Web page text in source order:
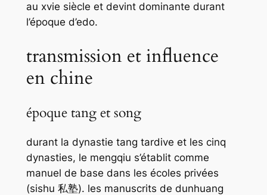
au xvie siècle et devint dominante durant
l’époque d’edo.
transmission et influence
en chine
époque tang et song
durant la dynastie tang tardive et les cinq
dynasties, le mengqiu s’établit comme
manuel de base dans les écoles privées
(sishu 私塾). les manuscrits de dunhuang